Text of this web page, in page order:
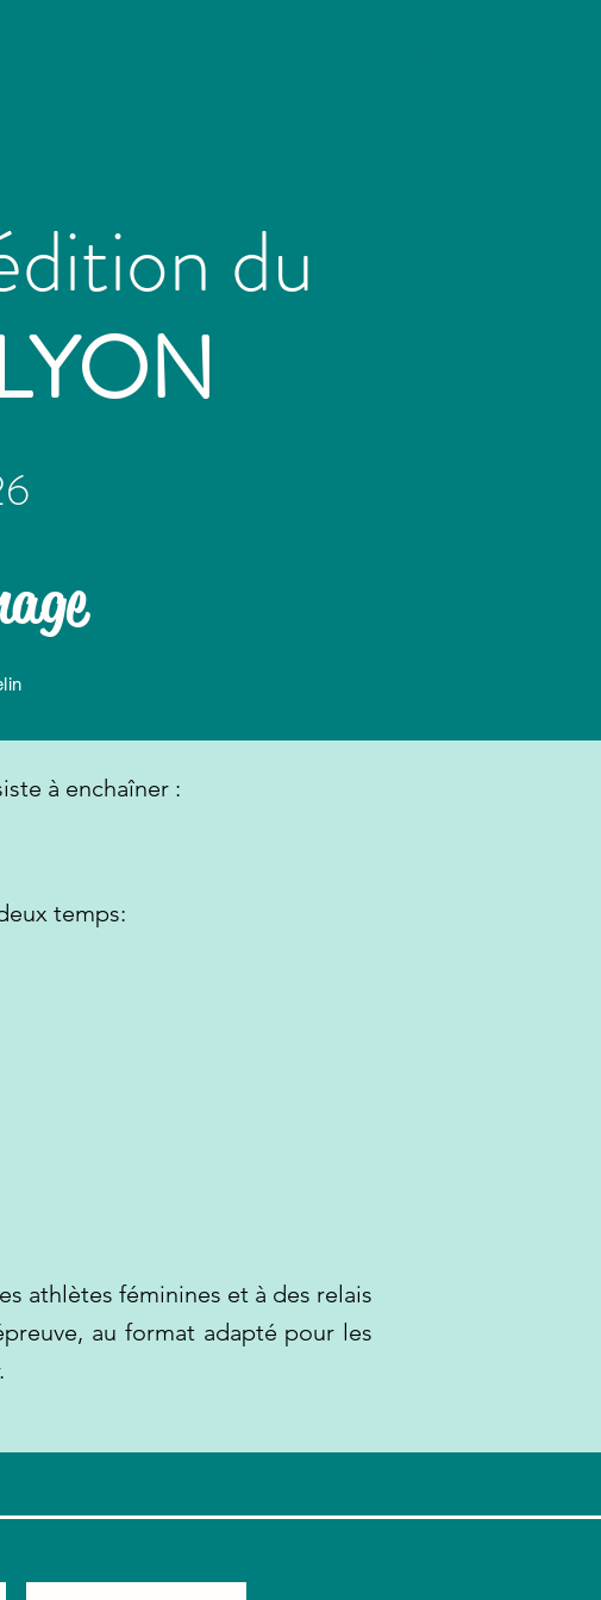
du
à enchaîner :
temps:
athlètes féminines et à des relais
au format adapté pour les